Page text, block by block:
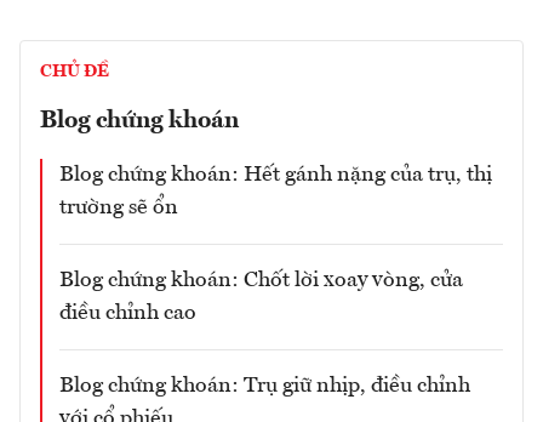
CHỦ ĐỀ
Blog chứng khoán
Blog chứng khoán: Hết gánh nặng của trụ, thị
trường sẽ ổn
Blog chứng khoán: Chốt lời xoay vòng, cửa
điều chỉnh cao
Blog chứng khoán: Trụ giữ nhịp, điều chỉnh